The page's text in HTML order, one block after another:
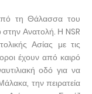
τη Θάλασσα του
Ανατολή. Η NSR
Ασίας με τις
έχουν από καιρό
οδό για να
την πειρατεία